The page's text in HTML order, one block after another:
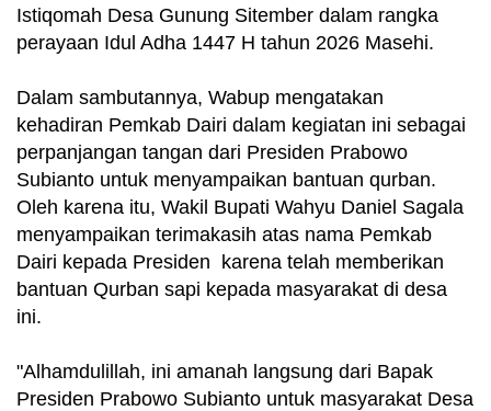
Istiqomah Desa Gunung Sitember dalam rangka
perayaan Idul Adha 1447 H tahun 2026 Masehi.
Dalam sambutannya, Wabup mengatakan
kehadiran Pemkab Dairi dalam kegiatan ini sebagai
perpanjangan tangan dari Presiden Prabowo
Subianto untuk menyampaikan bantuan qurban.
Oleh karena itu, Wakil Bupati Wahyu Daniel Sagala
menyampaikan terimakasih atas nama Pemkab
Dairi kepada Presiden karena telah memberikan
bantuan Qurban sapi kepada masyarakat di desa
ini.
"Alhamdulillah, ini amanah langsung dari Bapak
Presiden Prabowo Subianto untuk masyarakat Desa